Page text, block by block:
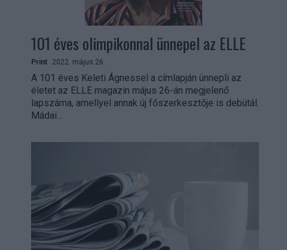
101 éves olimpikonnal ünnepel az ELLE
Print 2022. május 26.
A 101 éves Keleti Ágnessel a címlapján ünnepli az
életet az ELLE magazin május 26-án megjelenő
lapszáma, amellyel annak új főszerkesztője is debütál.
Mádai...